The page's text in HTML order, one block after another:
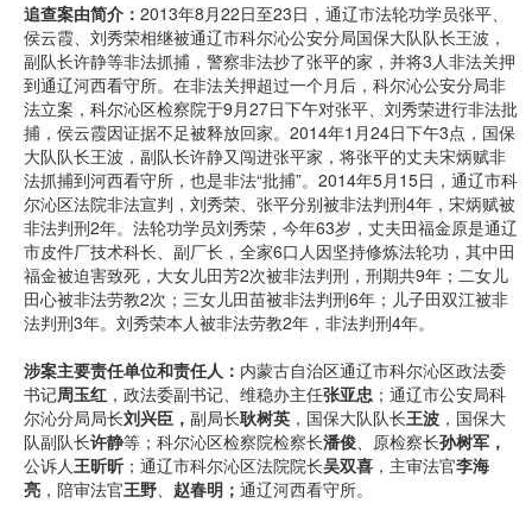
追查案由简介： 2013年8月22日至23日，通辽市法轮功学员张平、
侯云霞、刘秀荣相继被通辽市科尔沁公安分局国保大队队长王波，
副队长许静等非法抓捕，警察非法抄了张平的家，并将3人非法关押
到通辽河西看守所。在非法关押超过一个月后，科尔沁公安分局非
法立案，科尔沁区检察院于9月27日下午对张平、刘秀荣进行非法批
捕，侯云霞因证据不足被释放回家。2014年1月24日下午3点，国保
大队队长王波，副队长许静又闯进张平家，将张平的丈夫宋炳赋非
法抓捕到河西看守所，也是非法“批捕”。2014年5月15日，通辽市科
尔沁区法院非法宣判，刘秀荣、张平分别被非法判刑4年，宋炳赋被
非法判刑2年。法轮功学员刘秀荣，今年63岁，丈夫田福金原是通辽
市皮件厂技术科长、副厂长，全家6口人因坚持修炼法轮功，其中田
福金被迫害致死，大女儿田芳2次被非法判刑，刑期共9年；二女儿
田心被非法劳教2次；三女儿田苗被非法判刑6年；儿子田双江被非
法判刑3年。刘秀荣本人被非法劳教2年，非法判刑4年。
涉案主要责任单位和责任人： 内蒙古自治区通辽市科尔沁区政法委
书记周玉红 ，政法委副书记、维稳办主任张亚忠 ；通辽市公安局科
尔沁分局局长刘兴臣， 副局长耿树英 ，国保大队队长王波 ，国保大
队副队长许静等；科尔沁区检察院检察长潘俊、原检察长孙树军，
公诉人王昕昕 ；通辽市科尔沁区法院院长吴双喜 ，主审法官李海
亮 ，陪审法官王野、 赵春明； 通辽河西看守所。